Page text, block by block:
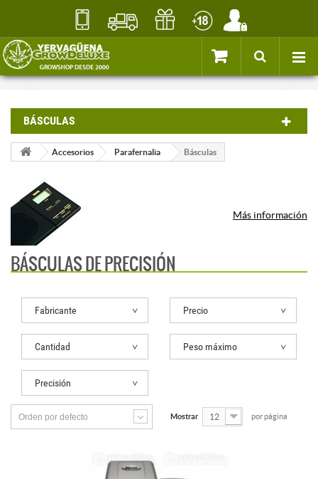
BÁSCULAS
Accesorios Parafernalia Básculas
BÁSCULAS DE PRECISIÓN
Más información
Fabricante Precio
Cantidad Peso máximo
Precisión
Orden por defecto Mostrar 12 por página